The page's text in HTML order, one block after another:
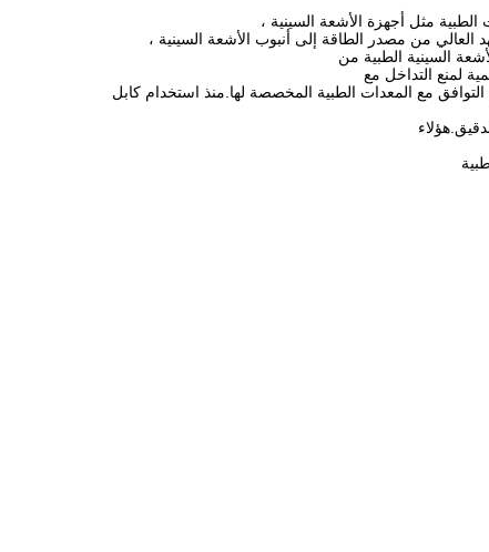
مثل أجهزة الأشعة السينية ،
من مصدر الطاقة إلى أنبوب الأشعة السينية ،
السينية الطبية من
لمنع التداخل مع
مع المعدات الطبية المخصصة لها.منذ استخدام كابل